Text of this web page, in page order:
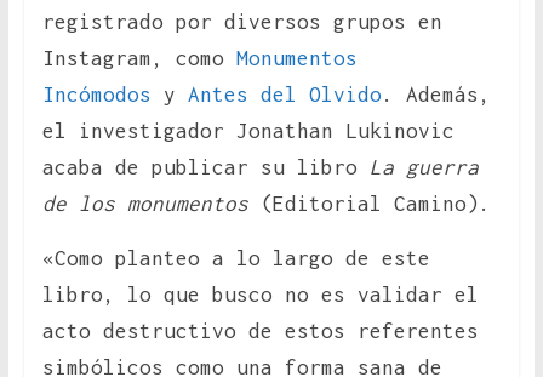
registrado por diversos grupos en
Instagram, como Monumentos
Incómodos y Antes del Olvido . Además,
el investigador Jonathan Lukinovic
acaba de publicar su libro La guerra
de los monumentos(Editorial Camino).
«Como planteo a lo largo de este
libro, lo que busco no es validar el
acto destructivo de estos referentes
simbólicos como una forma sana de